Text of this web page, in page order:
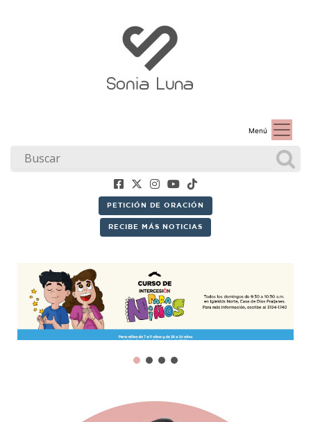
Menú
PETICIÓN DE ORACIÓN
RECIBE MÁS NOTICIAS